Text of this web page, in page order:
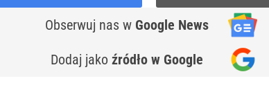
Obserwuj nas w Google News
Dodaj jako źródło w Google